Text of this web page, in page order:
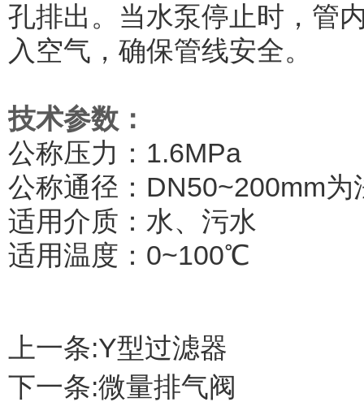
孔排出。当水泵停止时，管
入空气，确保管线安全。
技术参数：
公称压力：1.6MPa
公称通径：DN50~200mm为
适用介质：水、污水
适用温度：0~100℃
上一条:Y型过滤器
下一条:微量排气阀